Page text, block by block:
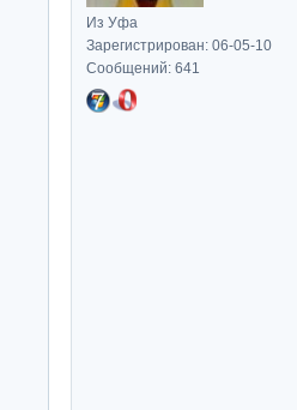
Из Уфа
Зарегистрирован: 06-05-10
Сообщений: 641